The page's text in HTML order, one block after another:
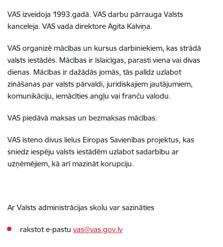
VAS izveidoja 1993.gadā. VAS darbu pārrauga Valsts
kanceleja. VAS vada direktore Agita Kalviņa.
VAS organizē mācības un kursus darbiniekiem, kas strādā
valsts iestādēs. Mācības ir īslaicīgas, parasti viena vai divas
dienas. Mācības ir dažādās jomās, tās palīdz uzlabot
zināšanas par valsts pārvaldi, juridiskajiem jautājumiem,
komunikāciju, iemācīties angļu vai franču valodu.
VAS piedāvā maksas un bezmaksas mācības.
VAS īsteno divus lielus Eiropas Savienības projektus, kas
sniedz iespēju valsts iestādēm uzlabot sadarbību ar
uzņēmējiem, kā arī mazināt korupciju.
Ar Valsts administrācijas skolu var sazināties
rakstot e-pastu vas@vas.gov.lv